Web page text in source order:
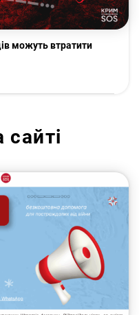
можуть втратити
сайті